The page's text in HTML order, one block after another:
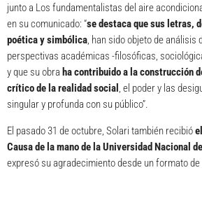
junto a Los fundamentalistas del aire
en su comunicado: “se destaca que sus letras,
poética y simbólica , han sido objeto de análisis
perspectivas académicas -filosóficas,
y que su obra ha contribuido a la construcción
crítico de la realidad social , el poder y las
singular y profunda con su público”.
El pasado 31 de octubre, Solari también recibió
Causa de la mano de la Universidad Nacional
expresó su agradecimiento desde un formato de